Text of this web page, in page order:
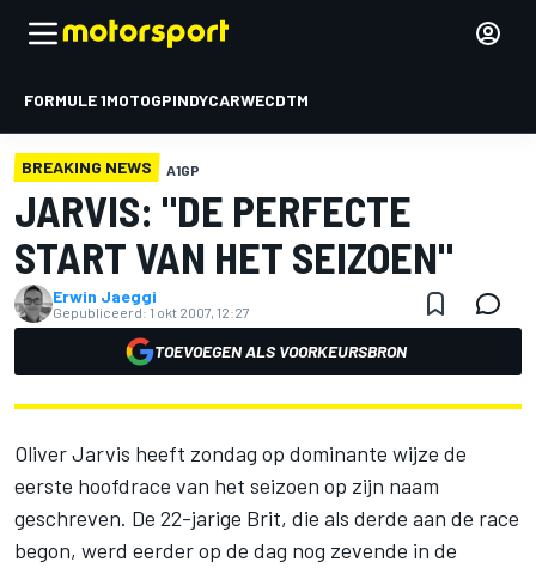
FORMULE 1MOTOGPINDYCARWECDTM
BREAKING NEWS A1GP
JARVIS: "DE PERFECTE
START VAN HET SEIZOEN"
Erwin Jaeggi
Gepubliceerd: 1 okt 2007, 12:27
TOEVOEGEN ALS VOORKEURSBRON
Oliver Jarvis heeft zondag op dominante wijze de
eerste hoofdrace van het seizoen op zijn naam
geschreven. De 22-jarige Brit, die als derde aan de race
begon, werd eerder op de dag nog zevende in de